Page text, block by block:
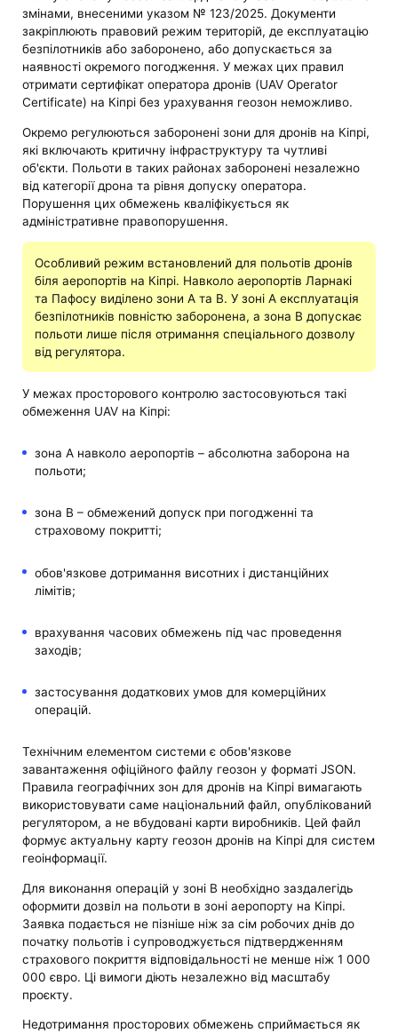
змінами, внесеними указом № 123/2025. Документи
закріплюють правовий режим територій, де експлуатацію
безпілотників або заборонено, або допускається за
наявності окремого погодження. У межах цих правил
отримати сертифікат оператора дронів (UAV Operator
Certificate) на Кіпрі без урахування геозон неможливо.
Окремо регулюються заборонені зони для дронів на Кіпрі,
які включають критичну інфраструктуру та чутливі
об'єкти. Польоти в таких районах заборонені незалежно
від категорії дрона та рівня допуску оператора.
Порушення цих обмежень кваліфікується як
адміністративне правопорушення.
Особливий режим встановлений для польотів дронів
біля аеропортів на Кіпрі. Навколо аеропортів Ларнакі
та Пафосу виділено зони A та B. У зоні A експлуатація
безпілотників повністю заборонена, а зона B допускає
польоти лише після отримання спеціального дозволу
від регулятора.
У межах просторового контролю застосовуються такі
обмеження UAV на Кіпрі:
зона A навколо аеропортів – абсолютна заборона на
польоти;
зона B – обмежений допуск при погодженні та
страховому покритті;
обов'язкове дотримання висотних і дистанційних
лімітів;
врахування часових обмежень під час проведення
заходів;
застосування додаткових умов для комерційних
операцій.
Технічним елементом системи є обов'язкове
завантаження офіційного файлу геозон у форматі JSON.
Правила географічних зон для дронів на Кіпрі вимагають
використовувати саме національний файл, опублікований
регулятором, а не вбудовані карти виробників. Цей файл
формує актуальну карту геозон дронів на Кіпрі для систем
геоінформації.
Для виконання операцій у зоні B необхідно заздалегідь
оформити дозвіл на польоти в зоні аеропорту на Кіпрі.
Заявка подається не пізніше ніж за сім робочих днів до
початку польотів і супроводжується підтвердженням
страхового покриття відповідальності не менше ніж 1 000
000 євро. Ці вимоги діють незалежно від масштабу
проєкту.
Недотримання просторових обмежень сприймається як